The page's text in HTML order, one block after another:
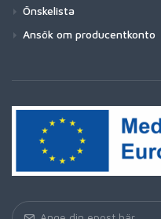
Önskelista
Ansök om producentkonto